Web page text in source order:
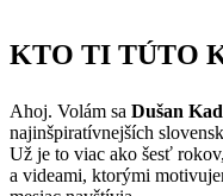
KTO TI TÚTO
Ahoj. Volám sa Dušan
najinšpiratívnejších
Už je to viac ako šesť
a videami, ktorými